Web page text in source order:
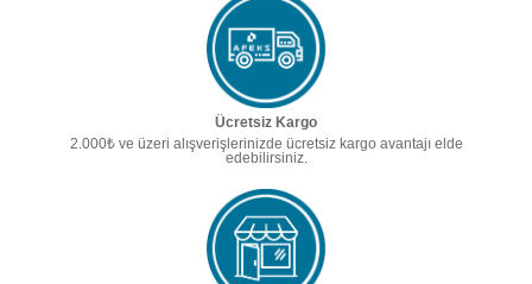
Ücretsiz Kargo
2.000₺ ve üzeri alışverişlerinizde ücretsiz kargo avantajı elde
edebilirsiniz.